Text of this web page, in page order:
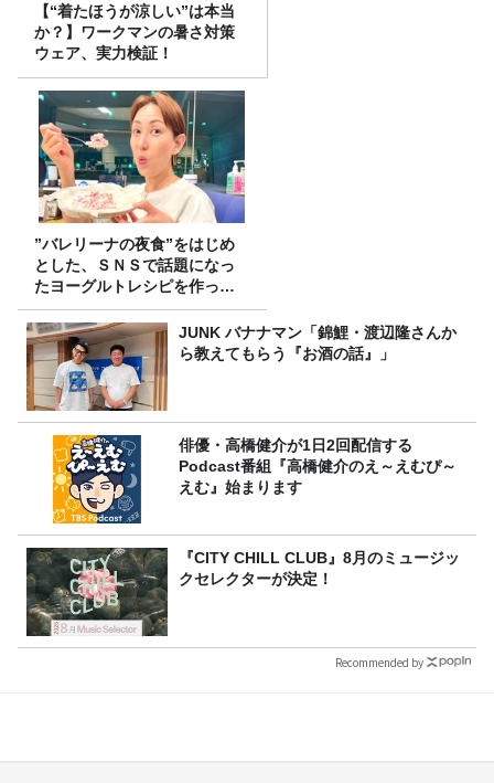
【“着たほうが涼しい”は本当
か？】ワークマンの暑さ対策
ウェア、実力検証！
”バレリーナの夜食”をはじめ
とした、ＳＮＳで話題になっ
たヨーグルトレシピを作って
みた！
JUNK バナナマン「錦鯉・渡辺隆さんか
ら教えてもらう『お酒の話』」
俳優・高橋健介が1日2回配信する
Podcast番組『高橋健介のえ～えむぴ～
えむ』始まります
『CITY CHILL CLUB』8月のミュージッ
クセレクターが決定！
Recommended by